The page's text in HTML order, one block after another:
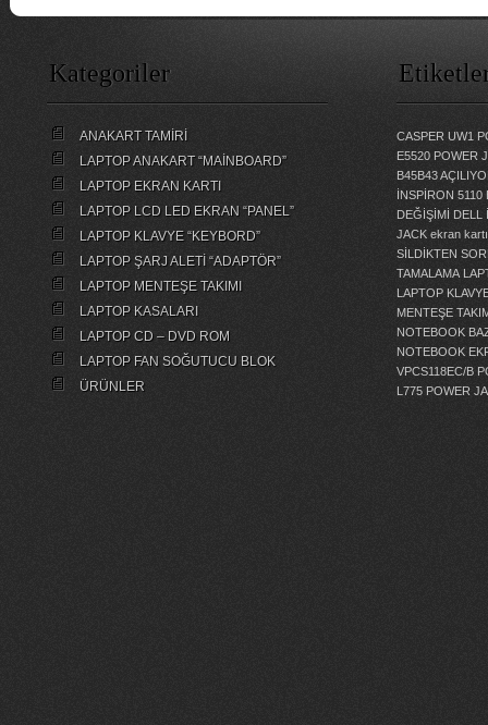
Kategoriler
ANAKART TAMİRİ
LAPTOP ANAKART “MAİNBOARD”
LAPTOP EKRAN KARTI
LAPTOP LCD LED EKRAN “PANEL”
LAPTOP KLAVYE “KEYBORD”
LAPTOP ŞARJ ALETİ “ADAPTÖR”
LAPTOP MENTEŞE TAKIMI
LAPTOP KASALARI
LAPTOP CD – DVD ROM
LAPTOP FAN SOĞUTUCU BLOK
ÜRÜNLER
CASPER UW1
E5520 POWER
B45B43
İNSPİRON
DEĞİŞİMİ
DELL
JACK ekran
SİLDİKTEN
TAMALAMA
LAPTOP
MENTEŞE
NOTEBOOK
NOTEBOOK
VPCS118EC/B
L775 POWER